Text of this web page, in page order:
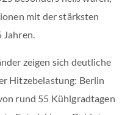
mit der stärksten
Jahren.
zeigen sich deutliche
Hitzebelastung: Berlin
rund 55 Kühlgradtagen